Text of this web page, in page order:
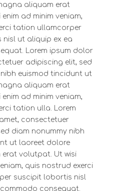
aliquam erat
ad minim veniam,
tation ullamcorper
ut aliquip ex ea
Lorem ipsum dolor
adipiscing elit, sed
euismod tincidunt ut
aliquam erat
ad minim veniam,
tation ulla. Lorem
consectetuer
diam nonummy nibh
ut laoreet dolore
volutpat. Ut wisi
quis nostrud exerci
suscipit lobortis nisl
consequat.